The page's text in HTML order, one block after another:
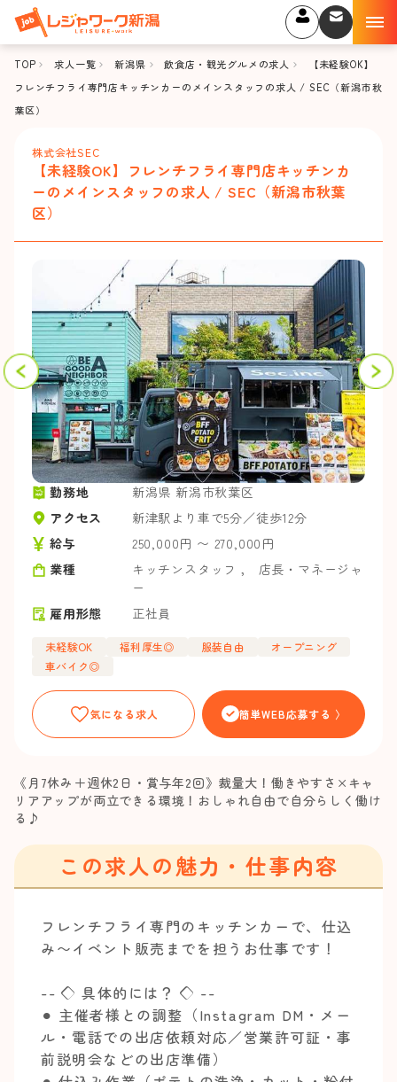
TOP 求人一覧 新潟県 飲食店・観光グルメの求人
【未経験OK】
フレンチフライ専門店キッチンカーのメインスタッフの求人 / SEC（新潟市秋
葉区）
株式会社SEC
【未経験OK】フレンチフライ専門店キッチンカ
ーのメインスタッフの求人 / SEC（新潟市秋葉
区）
勤務地
新潟県 新潟市秋葉区
アクセス
新津駅より車で5分／徒歩12分
給与
250,000円 〜 270,000円
業種
キッチンスタッフ ，
店長・マネージャ
ー
雇用形態
正社員
未経験OK 福利厚生◎ 服装自由
オープニング
車バイク◎
気になる求人 簡単WEB応募する 〉
《月7休み＋週休2日・賞与年2回》裁量大！働きやすさ×キャ
リアアップが両立できる環境！おしゃれ自由で自分らしく働け
る♪
この求人の魅力・仕事内容
フレンチフライ専門のキッチンカーで、仕込
み〜イベント販売までを担うお仕事です！
-- ◇ 具体的には？ ◇ --
⚫︎ 主催者様との調整（Instagram DM・メー
ル・電話での出店依頼対応／営業許可証・事
前説明会などの出店準備）